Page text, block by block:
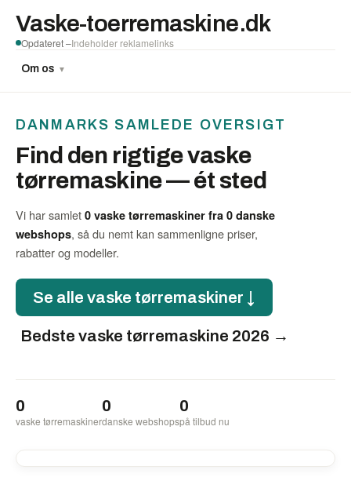
Vaske-toerremaskine.dk
Om os ▼
Opdateret –Indeholder reklamelinks
DANMARKS SAMLEDE OVERSIGT
Find den rigtige vaske
tørremaskine — ét sted
Vi har samlet 0 vaske tørremaskiner fra 0 danske
webshops, så du nemt kan sammenligne priser,
rabatter og modeller.
Se alle vaske tørremaskiner ↓
Bedste vaske tørremaskine 2026 →
0
vaske tørremaskiner
0
danske webshops
0
på tilbud nu